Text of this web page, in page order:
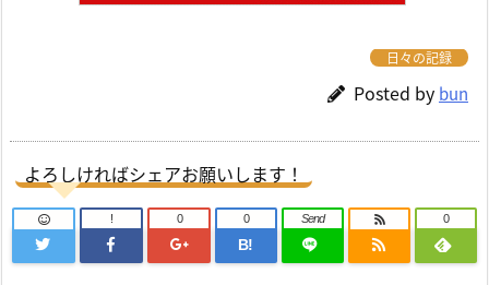
日々の記録
Posted by bun
よろしければシェアお願いします！
! 0
B!
0 Send 0